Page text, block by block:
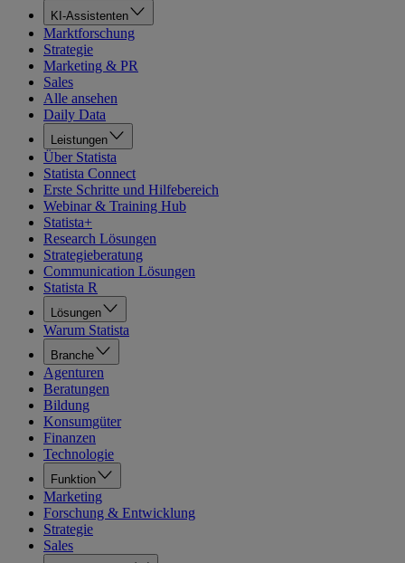
KI-Assistenten
Marktforschung
Strategie
Marketing & PR
Sales
Alle ansehen
Daily Data
Leistungen
Über Statista
Statista Connect
Erste Schritte und Hilfebereich
Webinar & Training Hub
Statista+
Research Lösungen
Strategieberatung
Communication Lösungen
Statista R
Lösungen
Warum Statista
Branche
Agenturen
Beratungen
Bildung
Konsumgüter
Finanzen
Technologie
Funktion
Marketing
Forschung & Entwicklung
Strategie
Sales